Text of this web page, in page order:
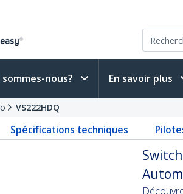
sommes-nous? En savoir plus
VS222HDQ
Spécifications techniques